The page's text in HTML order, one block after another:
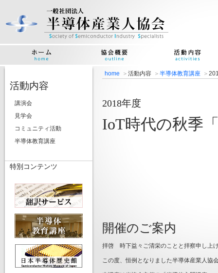
home 活動内容 半導体教育講座
2018年度
IoT時代の秋季
開催のご案内
拝啓 時下益々ご清栄のことと拝察申し上
この度、恒例となりました半導体産業人協
活動内容
講演会
見学会
コミュニティ活動
半導体教育講座
特別コンテンツ